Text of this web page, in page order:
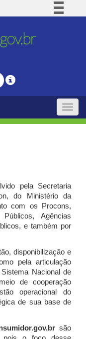
Comunica BR
Legislação
Toggle
pela Secretaria
do Ministério da
com os Procons,
Agências
e também por
disponibilização e
pela articulação
Nacional de
de cooperação
operacional do
de sua base de
são